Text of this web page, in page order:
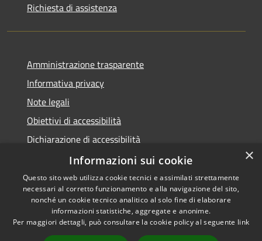
Richiesta di assistenza
Amministrazione trasparente
Informativa privacy
Note legali
Obiettivi di accessibilità
Dichiarazione di accessibilità
Open Data
RSS
Copyright © 2026 • Comune di
×
Informazioni sui cookie
Questo sito web utilizza cookie tecnici e assimilati strettamente
necessari al corretto funzionamento e alla navigazione del sito,
nonché un cookie tecnico analitico al solo fine di elaborare
informazioni statistiche, aggregate e anonime.
Per maggiori dettagli, può consultare la cookie policy al seguente link